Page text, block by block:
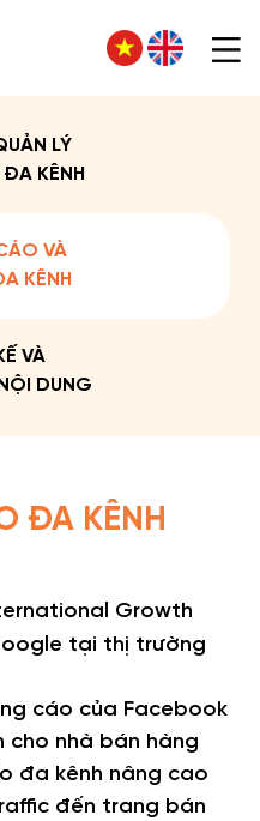
LÝ
KÊNH
VÀ
KÊNH
VÀ
DUNG
ĐA KÊNH
Growth
tại thị trường
cáo của Facebook
cho nhà bán hàng
đa kênh nâng cao
đến trang bán